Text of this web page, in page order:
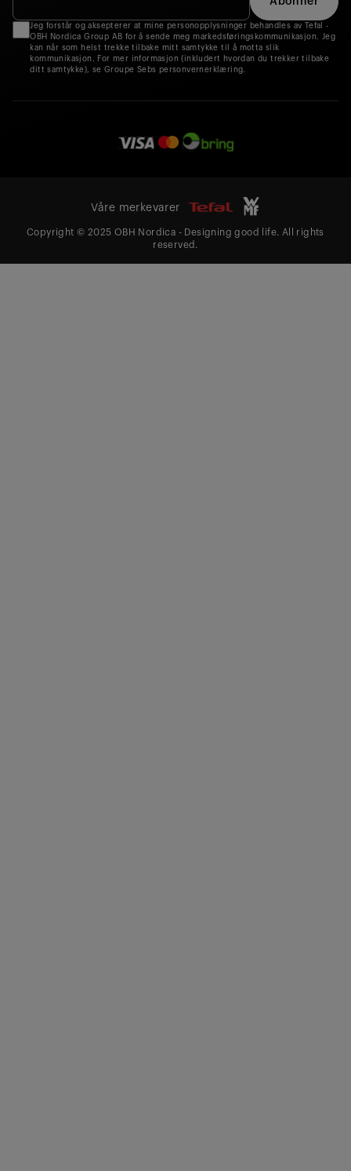
Jeg forstår og aksepterer at mine personopplysninger behandles av Tefal -
OBH Nordica Group AB for å sende meg markedsføringskommunikasjon. Jeg
kan når som helst trekke tilbake mitt samtykke til å motta slik
kommunikasjon. For mer informasjon (inkludert hvordan du trekker tilbake
ditt samtykke), se Groupe Sebs personvernerklæring.
Våre merkevarer
Copyright © 2025 OBH Nordica - Designing good life. All rights
reserved.